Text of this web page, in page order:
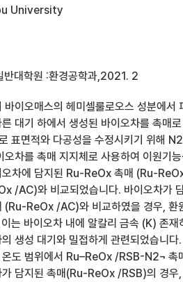
University
대학원 :환경공학과,2021. 2
이오매스의 헤미셀룰로오스 성분에서
대기 하에서 생성된 바이오차를 촉매
표면적와 다공성을 수정시키기 위해
오차를 촉매 지지체로 사용하여 이원기
오차에 담지된 Ru-ReOx 촉매 (Ru-
/AC)와 비교되었습니다. 바이오차가
ReOx /AC)와 비교하였을 경우, 환
는 바이오차 내에 알칼리 금속 (K) 존재
생성 대기와 밀접하게 관련되었습니
도 범위에서 Ru–ReOx /RSB-N2¬ 촉
담지된 촉매(Ru-ReOx /RSB)의 경우,